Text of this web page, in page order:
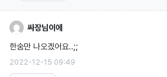
싸장님이에
한숨만 나오겠어요..;;
2022-12-15 09:49